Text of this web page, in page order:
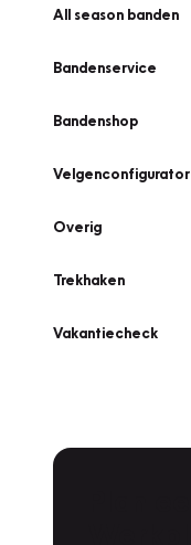
All season banden
Bandenservice
Bandenshop
Velgenconfigurator
Overig
Trekhaken
Vakantiecheck